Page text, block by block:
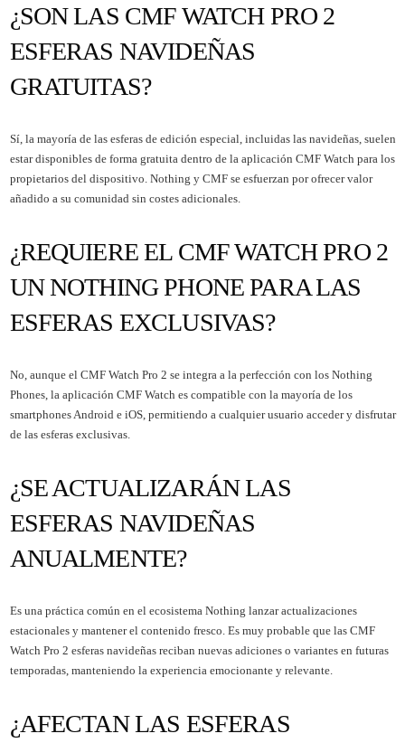
¿SON LAS CMF WATCH PRO 2
ESFERAS NAVIDEÑAS
GRATUITAS?
Sí, la mayoría de las esferas de edición especial, incluidas las navideñas, suelen
estar disponibles de forma gratuita dentro de la aplicación CMF Watch para los
propietarios del dispositivo. Nothing y CMF se esfuerzan por ofrecer valor
añadido a su comunidad sin costes adicionales.
¿REQUIERE EL CMF WATCH PRO 2
UN NOTHING PHONE PARA LAS
ESFERAS EXCLUSIVAS?
No, aunque el CMF Watch Pro 2 se integra a la perfección con los Nothing
Phones, la aplicación CMF Watch es compatible con la mayoría de los
smartphones Android e iOS, permitiendo a cualquier usuario acceder y disfrutar
de las esferas exclusivas.
¿SE ACTUALIZARÁN LAS
ESFERAS NAVIDEÑAS
ANUALMENTE?
Es una práctica común en el ecosistema Nothing lanzar actualizaciones
estacionales y mantener el contenido fresco. Es muy probable que las CMF
Watch Pro 2 esferas navideñas reciban nuevas adiciones o variantes en futuras
temporadas, manteniendo la experiencia emocionante y relevante.
¿AFECTAN LAS ESFERAS